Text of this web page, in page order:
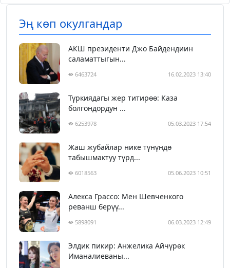
Эң көп окулгандар
АКШ президенти Джо Байдендиин
саламаттыгын...
6463724 16.02.2023 13:40
Түркиядагы жер титирөө: Каза
болгондордун ...
6253978 05.03.2023 17:54
Жаш жубайлар нике түнүндө
табышмактуу түрд...
6018563 05.06.2023 10:51
Алекса Грассо: Мен Шевченкого
реванш берүү...
5898091 06.03.2023 12:49
Элдик пикир: Анжелика Айчүрөк
Иманалиеваны...